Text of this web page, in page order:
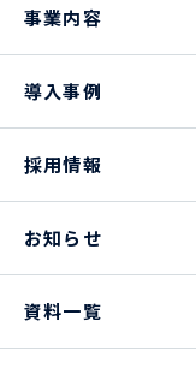
事業内容
導入事例
採用情報
お知らせ
資料一覧